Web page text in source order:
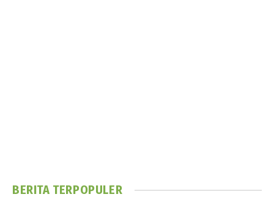
BERITA TERPOPULER